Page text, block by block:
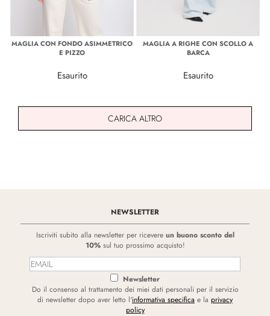
MAGLIA CON FONDO ASIMMETRICO
E PIZZO
Esaurito
MAGLIA A RIGHE CON SCOLLO A
BARCA
Esaurito
CARICA ALTRO
NEWSLETTER
Iscriviti subito alla newsletter per ricevere un buono sconto del
10%sul tuo prossimo acquisto!
Newsletter
Do il consenso al trattamento dei miei dati personali per il servizio
di newsletter dopo aver letto l'informativa specifica e la privacy
policy